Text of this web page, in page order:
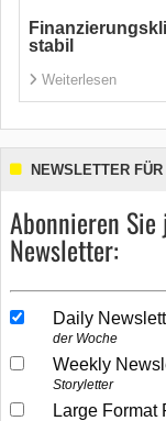
stabil
Weiterlesen
NEWSLETTER
Abonnieren
Newsletter:
Daily
der Woche
Weekly
Storyletter
Large Format